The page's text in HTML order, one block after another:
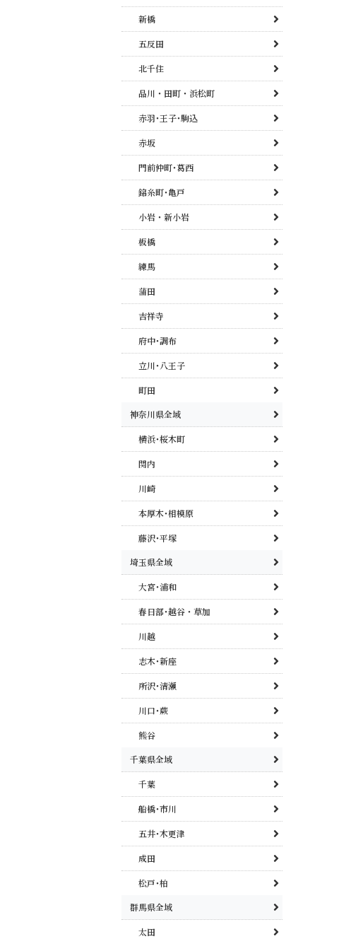
新橋
五反田
北千住
品川・田町・浜松町
赤羽･王子･駒込
赤坂
門前仲町･葛西
錦糸町･亀戸
小岩・新小岩
板橋
練馬
蒲田
吉祥寺
府中･調布
立川･八王子
町田
神奈川県全域
横浜･桜木町
関内
川崎
本厚木･相模原
藤沢･平塚
埼玉県全域
大宮･浦和
春日部･越谷・草加
川越
志木･新座
所沢･清瀬
川口･蕨
熊谷
千葉県全域
千葉
船橋･市川
五井･木更津
成田
松戸･柏
群馬県全域
太田